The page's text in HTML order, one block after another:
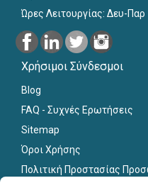
Ώρες Λειτουργίας: Δευ-
Χρήσιμοι Σύνδεσμοι
Blog
FAQ - Συχνές Ερωτήσεις
Sitemap
Όροι Χρήσης
Πολιτική Προστασίας